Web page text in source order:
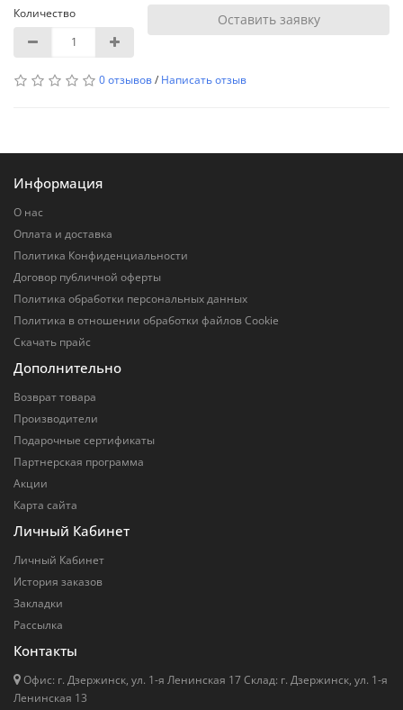
Количество Оставить заявку
0 отзывов/ Написать отзыв
Информация
О нас
Оплата и доставка
Политика Конфиденциальности
Договор публичной оферты
Политика обработки персональных данных
Политика в отношении обработки файлов Cookie
Скачать прайс
Дополнительно
Возврат товара
Производители
Подарочные сертификаты
Партнерская программа
Акции
Карта сайта
Личный Кабинет
Личный Кабинет
История заказов
Закладки
Рассылка
Контакты
Офис: г. Дзержинск, ул. 1-я Ленинская 17 Cклад: г. Дзержинск, ул. 1-я
Ленинская 13